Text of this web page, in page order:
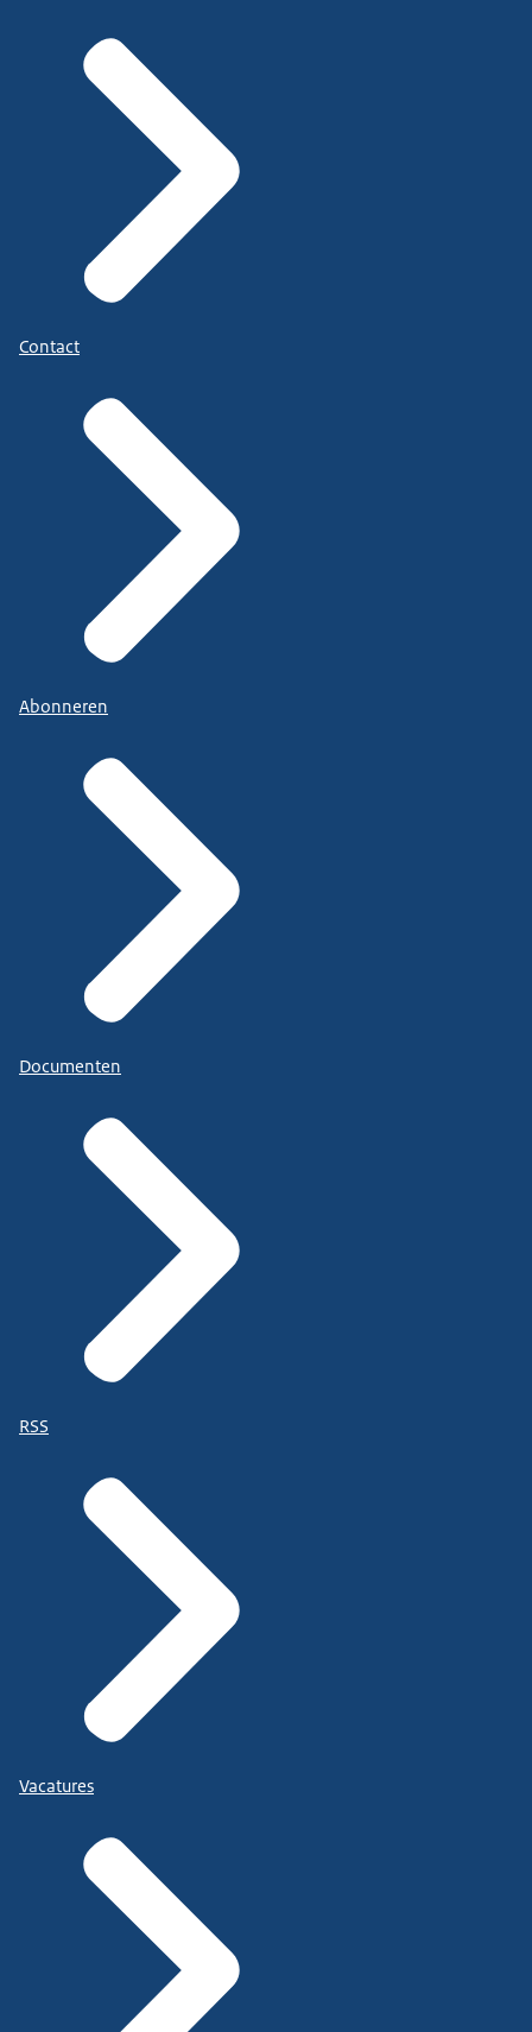
Contact
Abonneren
Documenten
RSS
Vacatures